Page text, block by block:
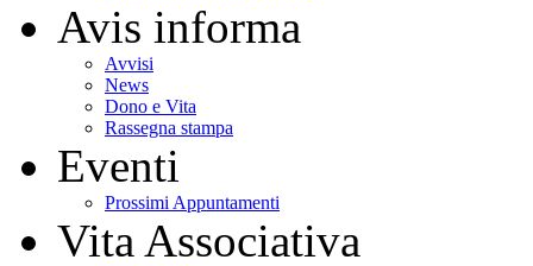
Avis informa
Avvisi
News
Dono e Vita
Rassegna stampa
Eventi
Prossimi Appuntamenti
Vita Associativa